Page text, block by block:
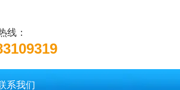
线：
系我们